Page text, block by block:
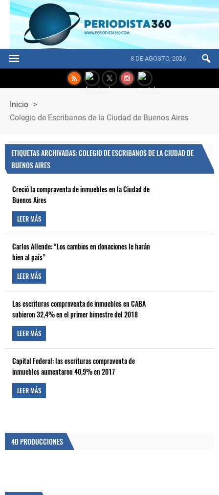
8 DE AGOSTO, 2026
Inicio >
Colegio de Escribanos de la Ciudad de Buenos Aires
ETIQUETAS ARCHIVADAS: COLEGIO DE ESCRIBANOS DE LA CIUDAD DE
BUENOS AIRES
Creció la compraventa de inmuebles en la Ciudad de
Buenos Aires
LEER MÁS
Carlos Allende: “Los cambios en donaciones le harán
bien al país”
LEER MÁS
Las escrituras compraventa de inmuebles en CABA
subieron 32,4% en el primer bimestre del 2018
LEER MÁS
Capital Federal: las escrituras compraventa de
inmuebles aumentaron 40,9% en 2017
LEER MÁS
4D PRODUCCIONES